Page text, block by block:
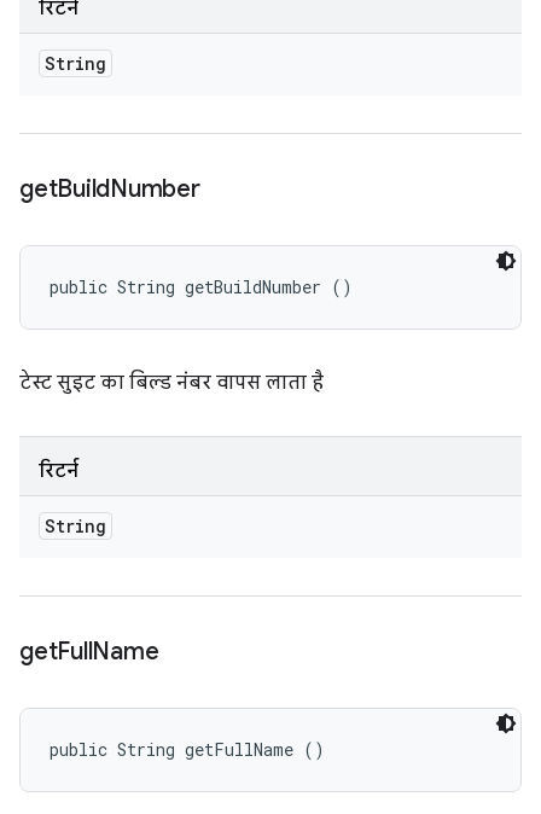
रिटर्न
String
getBuildNumber
public String getBuildNumber ()
टेस्ट सुइट का बिल्ड नंबर वापस लाता है
रिटर्न
String
getFullName
public String getFullName ()